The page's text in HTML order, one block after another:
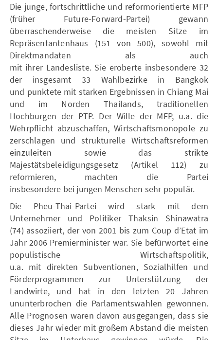
Die junge, fortschrittliche und reformorientierte MFP
(früher Future-Forward-Partei) gewann
überraschenderweise die meisten Sitze im
Repräsentantenhaus (151 von 500), sowohl mit
Direktmandaten als auch
mit ihrer Landesliste. Sie eroberte insbesondere 32
der insgesamt 33 Wahlbezirke in Bangkok
und punktete mit starken Ergebnissen in Chiang Mai
und im Norden Thailands, traditionellen
Hochburgen der PTP. Der Wille der MFP, u.a. die
Wehrpflicht abzuschaffen, Wirtschaftsmonopole zu
zerschlagen und strukturelle Wirtschaftsreformen
einzuleiten sowie das strikte
Majestätsbeleidigungsgesetz (Artikel 112) zu
reformieren, machten die Partei
insbesondere bei jungen Menschen sehr populär.
Die Pheu-Thai-Partei wird stark mit dem
Unternehmer und Politiker Thaksin Shinawatra
(74) assoziiert, der von 2001 bis zum Coup d’Etat im
Jahr 2006 Premierminister war. Sie befürwortet eine
populistische Wirtschaftspolitik,
u.a. mit direkten Subventionen, Sozialhilfen und
Förderprogrammen zur Unterstützung der
Landwirte, und hat in den letzten 20 Jahren
ununterbrochen die Parlamentswahlen gewonnen.
Alle Prognosen waren davon ausgegangen, dass sie
dieses Jahr wieder mit großem Abstand die meisten